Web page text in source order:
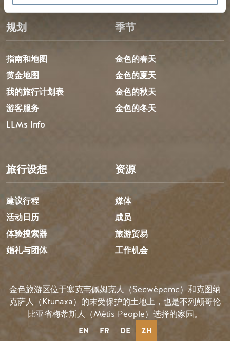
规划
指南和地图
黄金地图
我的旅行计划表
游客服务
LLMs Info
季节
金色的春天
金色的夏天
金色的秋天
金色的冬天
旅行设想
建议行程
活动日历
体验搜索器
婚礼与团体
资源
媒体
成员
旅游贸易
工作机会
金色旅游区位于塞克韦佩姆克人（Secwépemc）和克图纳
克萨人（Ktunaxa）的未受保护的土地上，也是不列颠哥伦
比亚省梅蒂斯人（Métis People）选择的家园。
EN FR DE ZH